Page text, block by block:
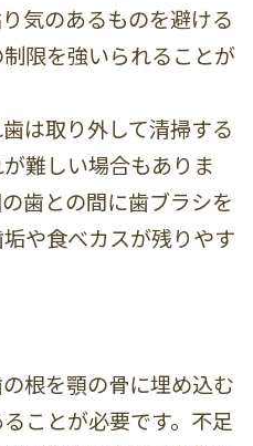
気のあるものを避ける
限を強いられることが
は取り外して清掃する
難しい場合もありま
歯との間に歯ブラシを
や食べカスが残りやす
根を顎の骨に埋め込む
ことが必要です。不足